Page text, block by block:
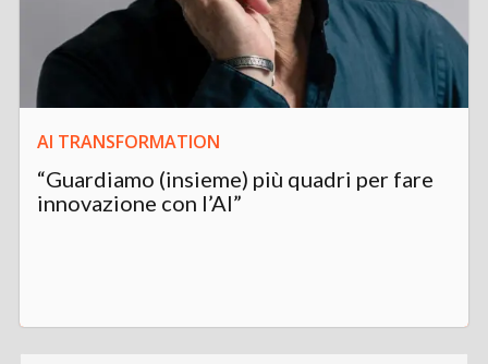
AI TRANSFORMATION
“Guardiamo (insieme) più quadri per fare
innovazione con l’AI”